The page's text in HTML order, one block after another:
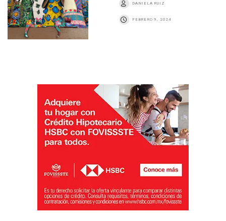
DANIELA RUIZ
FEBRERO 9, 2024